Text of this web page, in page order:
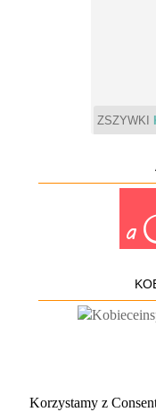
ZSZYWKI
Korzystamy z